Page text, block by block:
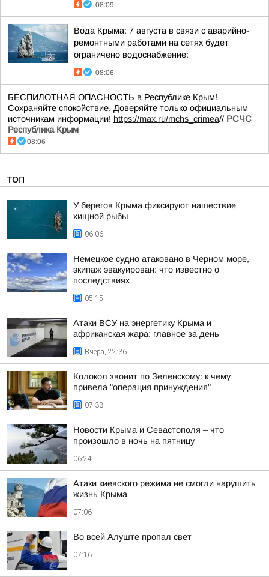
08:09
Вода Крыма: 7 августа в связи с аварийно-
ремонтными работами на сетях будет
ограничено водоснабжение:
08:06
БЕСПИЛОТНАЯ ОПАСНОСТЬ в Республике Крым!
Сохраняйте спокойствие. Доверяйте только официальным
источникам информации! https://max.ru/mchs_crimea// РСЧС
Республика Крым
08:06
ТОП
У берегов Крыма фиксируют нашествие
хищной рыбы
06:06
Немецкое судно атаковано в Черном море,
экипаж эвакуирован: что известно о
последствиях
05:15
Атаки ВСУ на энергетику Крыма и
африканская жара: главное за день
Вчера, 22:36
Колокол звонит по Зеленскому: к чему
привела "операция принуждения"
07:33
Новости Крыма и Севастополя – что
произошло в ночь на пятницу
06:24
Атаки киевского режима не смогли нарушить
жизнь Крыма
07:06
Во всей Алуште пропал свет
07:16